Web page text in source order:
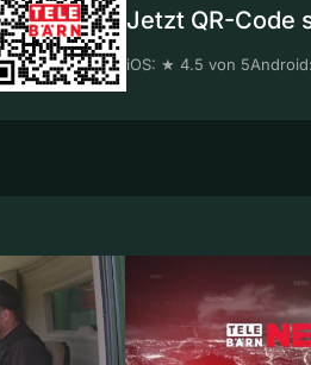
Jetzt QR-Code
iOS: ★ 4.5 von 5